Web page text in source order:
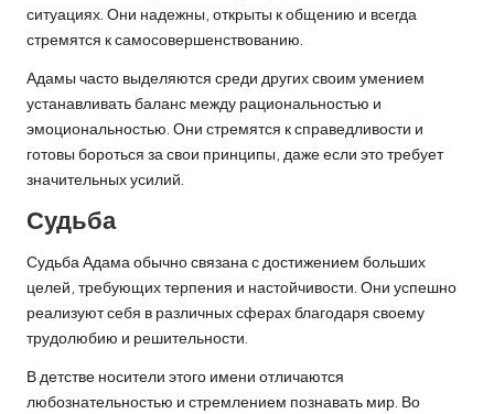
ситуациях. Они надежны, открыты к общению и всегда
стремятся к самосовершенствованию.
Адамы часто выделяются среди других своим умением
устанавливать баланс между рациональностью и
эмоциональностью. Они стремятся к справедливости и
готовы бороться за свои принципы, даже если это требует
значительных усилий.
Судьба
Судьба Адама обычно связана с достижением больших
целей, требующих терпения и настойчивости. Они успешно
реализуют себя в различных сферах благодаря своему
трудолюбию и решительности.
В детстве носители этого имени отличаются
любознательностью и стремлением познавать мир. Во